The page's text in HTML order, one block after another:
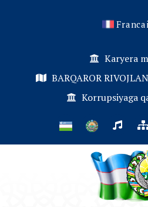
Karyera
BARQAROR
Korrupsiyaga